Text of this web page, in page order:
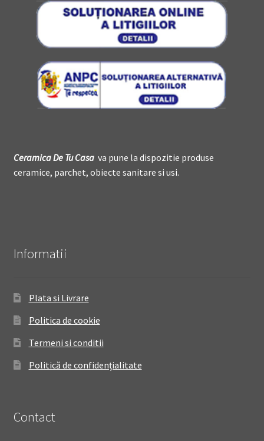
Ceramica DeTu Casava pune la dispozitie produse
ceramice, parchet, obiecte sanitare si usi.
Informatii
Plata si Livrare
Politica de cookie
Termeni si conditii
Politică de confidențialitate
Contact